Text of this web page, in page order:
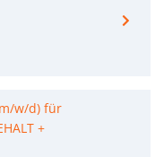
w/d) für
+